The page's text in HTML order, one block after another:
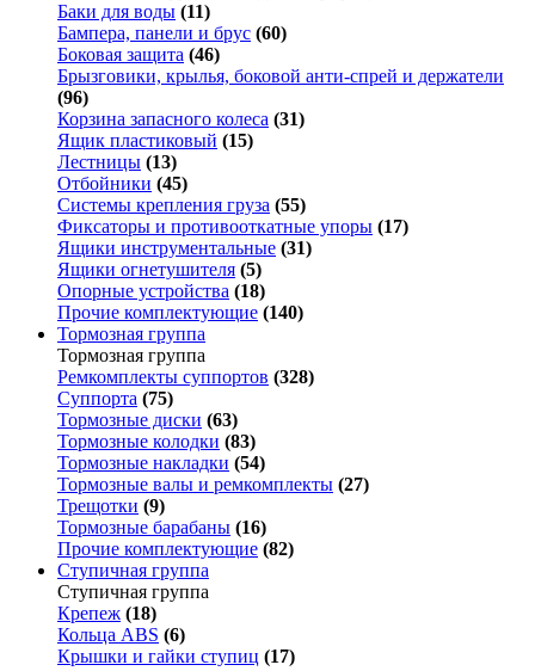
Баки для воды (11)
Бампера, панели и брус (60)
Боковая защита (46)
Брызговики, крылья, боковой анти-спрей и держатели
(96)
Корзина запасного колеса (31)
Ящик пластиковый (15)
Лестницы (13)
Отбойники (45)
Системы крепления груза (55)
Фиксаторы и противооткатные упоры (17)
Ящики инструментальные (31)
Ящики огнетушителя (5)
Опорные устройства (18)
Прочие комплектующие (140)
Тормозная группа
Тормозная группа
Ремкомплекты суппортов (328)
Суппорта (75)
Тормозные диски (63)
Тормозные колодки (83)
Тормозные накладки (54)
Тормозные валы и ремкомплекты (27)
Трещотки (9)
Тормозные барабаны (16)
Прочие комплектующие (82)
Ступичная группа
Ступичная группа
Крепеж (18)
Кольца ABS (6)
Крышки и гайки ступиц (17)